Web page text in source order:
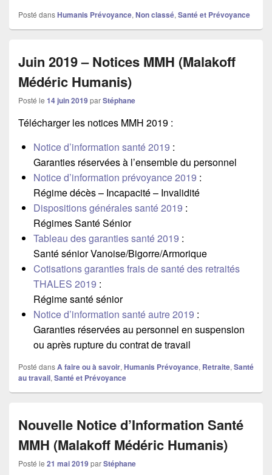
Posté dansHumanis Prévoyance, Non classé, Santé et Prévoyance
Juin 2019 – Notices MMH (Malakoff
Médéric Humanis)
Posté le 14 juin 2019parStéphane
Télécharger les notices MMH 2019 :
Notice d’information santé 2019 :
Garanties réservées à l’ensemble du personnel
Notice d’information prévoyance 2019 :
Régime décès – Incapacité – Invalidité
Dispositions générales santé 2019 :
Régimes Santé Sénior
Tableau des garanties santé 2019 :
Santé sénior Vanoise/Bigorre/Armorique
Cotisations garanties frais de santé des retraités
THALES 2019 :
Régime santé sénior
Notice d’information santé autre 2019 :
Garanties réservées au personnel en suspension
ou après rupture du contrat de travail
Posté dansA faire ou à savoir, Humanis Prévoyance, Retraite, Santé
au travail, Santé et Prévoyance
Nouvelle Notice d’Information Santé
MMH (Malakoff Médéric Humanis)
Posté le 21 mai 2019parStéphane